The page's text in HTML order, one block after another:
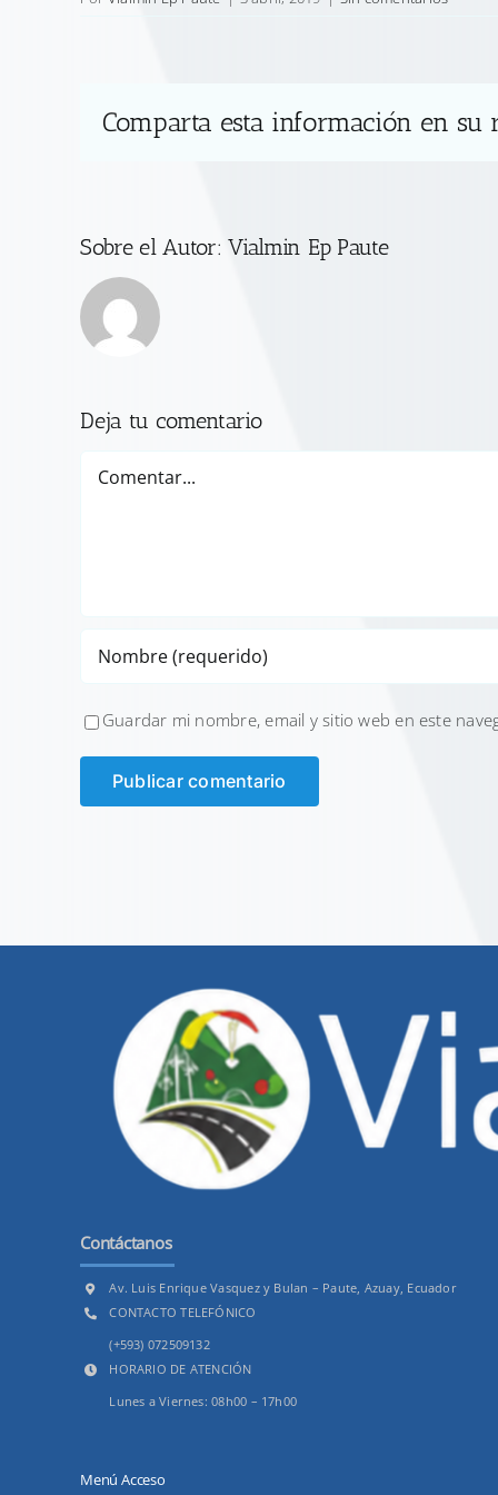
Comparta esta información en su
Sobre el Autor:Vialmin Ep Paute
Deja tu comentario
Guardar mi nombre, email y sitio web en este
Contáctanos
Av. Luis Enrique Vasquez y Bulan – Paute, Azuay, Ecuador
CONTACTO TELEFÓNICO
(+593) 072509132
HORARIO DE ATENCIÓN
Lunes a Viernes: 08h00 – 17h00
Menú Acceso